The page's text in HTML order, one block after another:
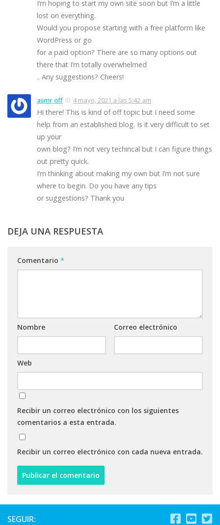
I’m hoping to start my own site soon but I’m a little
lost on everything.
Would you propose starting with a free platform like
WordPress or go
for a paid option? There are so many options out
there that I’m totally overwhelmed
.. Any suggestions? Cheers!
asmr off 4 mayo, 2021 a las 5:42 am
Hi there! This is kind of off topic but I need some
help from an established blog. Is it very difficult to set
up your
own blog? I’m not very techincal but I can figure things
out pretty quick.
I’m thinking about making my own but I’m not sure
where to begin. Do you have any tips
or suggestions? Thank you
DEJA UNA RESPUESTA
Comentario *
Nombre Correo electrónico
Web
Recibir un correo electrónico con los siguientes
comentarios a esta entrada.
Recibir un correo electrónico con cada nueva entrada.
SEGUIR: